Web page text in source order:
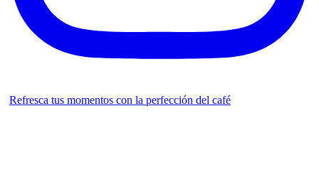
Refresca tus momentos con la perfección del café